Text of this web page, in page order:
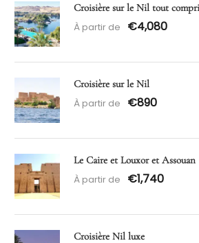
Croisière sur le Nil tout
À partir de €4,080
Croisière sur le Nil
À partir de €890
Le Caire et Louxor et Assouan
À partir de €1,740
Croisière Nil luxe